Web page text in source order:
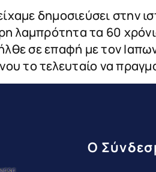
δημοσιεύσει στην
λαμπρότητα τα 60
σε επαφή με τον
το τελευταίο να
Ο